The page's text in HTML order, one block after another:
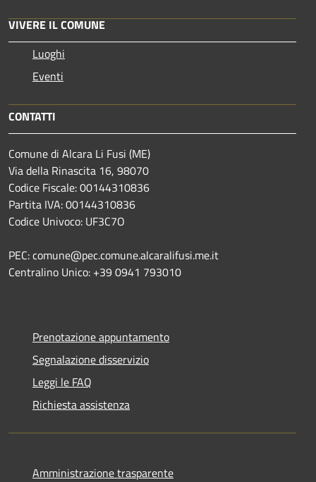
VIVERE IL COMUNE
Luoghi
Eventi
CONTATTI
Comune di Alcara Li Fusi (ME)
Via della Rinascita 16, 98070
Codice Fiscale: 00144310836
Partita IVA: 00144310836
Codice Univoco: UF3C7O
PEC: comune@pec.comune.alcaralifusi.me.it
Centralino Unico: +39 0941 793010
Prenotazione appuntamento
Segnalazione disservizio
Leggi le FAQ
Richiesta assistenza
Amministrazione trasparente